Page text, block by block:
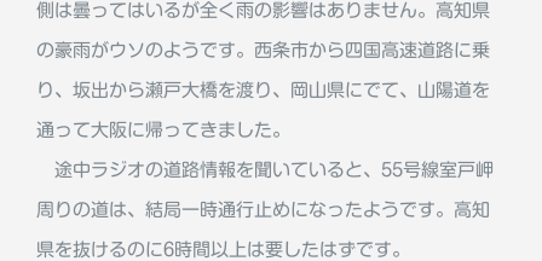
側は曇ってはいるが全く雨の影響はありません。高知県
の豪雨がウソのようです。西条市から四国高速道路に乗
り、坂出から瀬戸大橋を渡り、岡山県にでて、山陽道を
通って大阪に帰ってきました。
途中ラジオの道路情報を聞いていると、55号線室戸岬
周りの道は、結局一時通行止めになったようです。高知
県を抜けるのに6時間以上は要したはずです。